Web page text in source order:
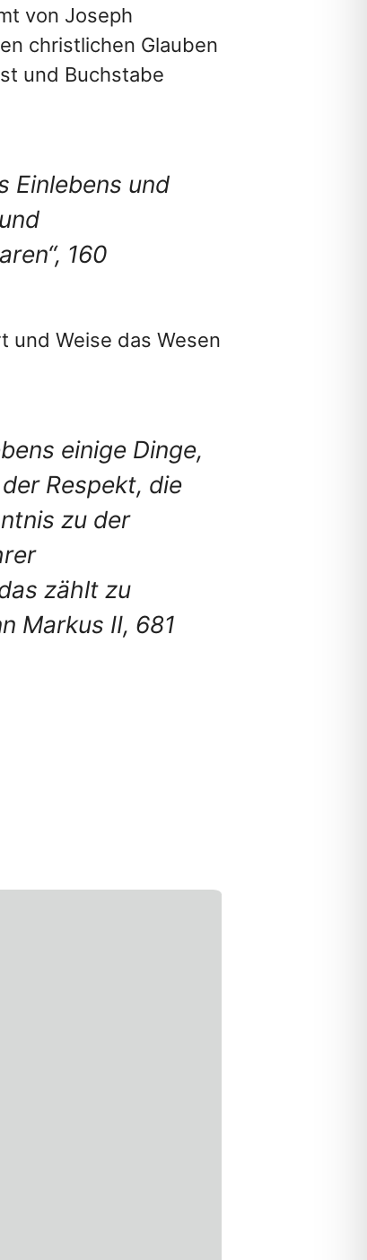
von Joseph
christlichen Glauben
und Buchstabe
Einlebens und
160
und Weise das Wesen
einige Dinge,
Respekt, die
zu der
zählt zu
Markus II, 681